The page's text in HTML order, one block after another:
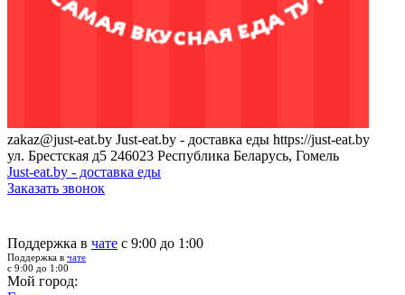
zakaz@just-eat.by Just-eat.by - доставка еды https://just-eat.by
ул. Брестская д5 246023 Республика Беларусь, Гомель
Just-eat.by - доставка еды
Заказать звонок
Поддержка в чате с 9:00 до 1:00
Поддержка в чате
с 9:00 до 1:00
Мой город: